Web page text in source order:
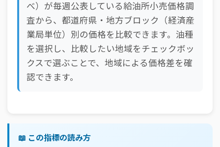
べ）が毎週公表している給油所小売価格調
査から、都道府県・地方ブロック（経済産
業局単位）別の価格を比較できます。油種
を選択し、比較したい地域をチェックボッ
クスで選ぶことで、地域による価格差を確
認できます。
📖 この指標の読み方